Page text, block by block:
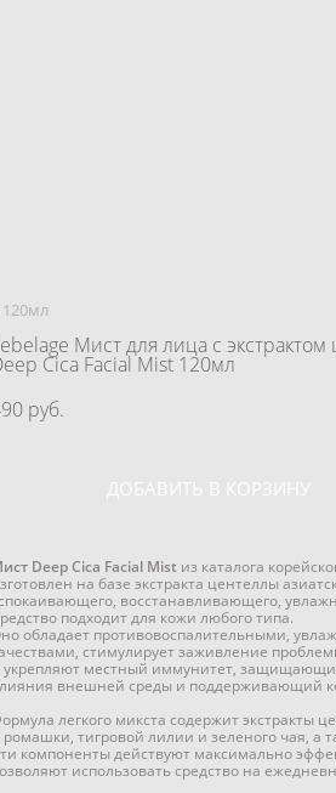
Мист для лица с экстрактом
Cica Facial Mist 120мл
pуб.
ДОБАВИТЬ В КОРЗИНУ
Deep Cica Facial Mistиз каталога
на базе экстракта центеллы
восстанавливающего,
подходит для кожи любого типа.
обладает противовоспалительными,
стимулирует заживление
укрепляют местный иммунитет,
внешней среды и поддерживающий
легкого микста содержит экстракты
ромашки, тигровой лилии и зеленого чая, а
компоненты действуют максимально
использовать средство на